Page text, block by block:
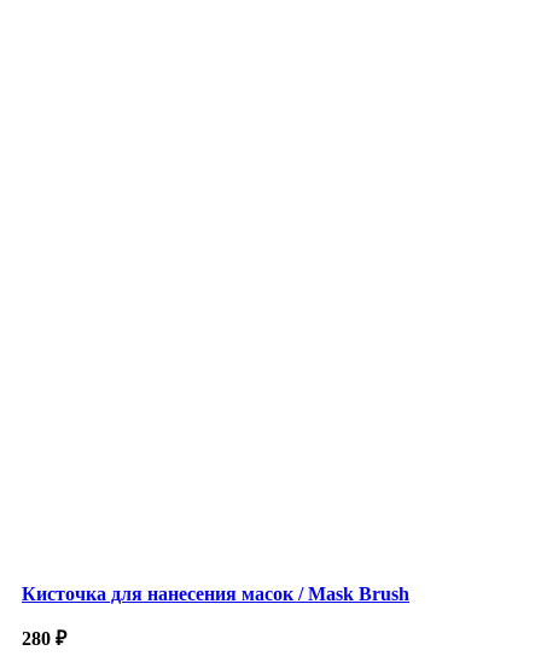
Кисточка для нанесения масок / Mask Brush
280 ₽